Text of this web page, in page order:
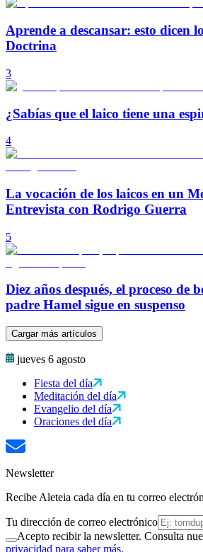
Aprende a descansar: esto dicen
Doctrina
3
¿Sabías que el laico tiene una
4
La vocación de los laicos en un
Entrevista con Rodrigo Guerra
5
Diez años después, el proceso de
padre Hamel sigue en suspenso
Cargar más artículos
jueves 6 agosto
Fiesta del día
Meditación del día
Evangelio del día
Oraciones del día
Newsletter
Recibe Aleteia cada día en tu correo
Tu dirección de correo electrónico
Acepto recibir la newsletter. Consulta
privacidad para saber más.